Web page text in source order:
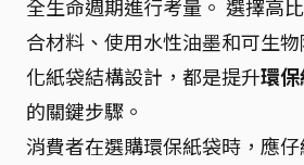
全生命週期進行考量。 選擇高
合材料、使用水性油墨和可生
化紙袋結構設計，都是提升環
的關鍵步驟。
消費者在選購環保紙袋時，應仔